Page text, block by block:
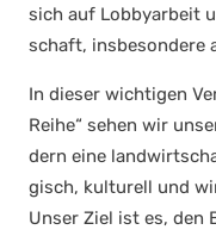
sich auf Lob­by­ar­beit
schaft, ins­be­son­de­re
In die­ser wich­ti­gen
Rei­he“ sehen wir
dern eine
gisch, kul­tu­rell und
Unser Ziel ist es, den